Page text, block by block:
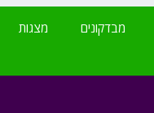
מבדקונים מצגות